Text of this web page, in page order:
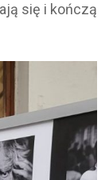
się i kończą